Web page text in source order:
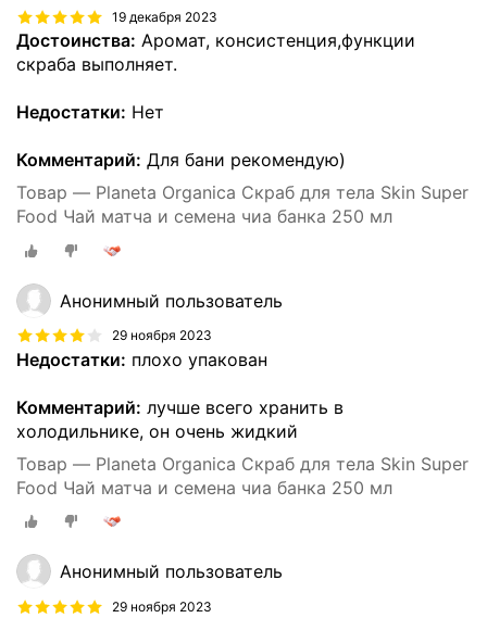
19 декабря 2023
Достоинства: Аромат, консистенция,функции
скраба выполняет.
Недостатки: Нет
Комментарий: Для бани рекомендую)
Товар — Planeta Organica Скраб для тела Skin Super
Food Чай матча и семена чиа банка 250 мл
Анонимный пользователь
29 ноября 2023
Недостатки: плохо упакован
Комментарий: лучше всего хранить в
холодильнике, он очень жидкий
Товар — Planeta Organica Скраб для тела Skin Super
Food Чай матча и семена чиа банка 250 мл
Анонимный пользователь
29 ноября 2023